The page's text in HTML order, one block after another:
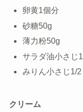
卵黄1個分
砂糖50g
薄力粉50g
サラダ油小さじ1
みりん小さじ1/2
クリーム